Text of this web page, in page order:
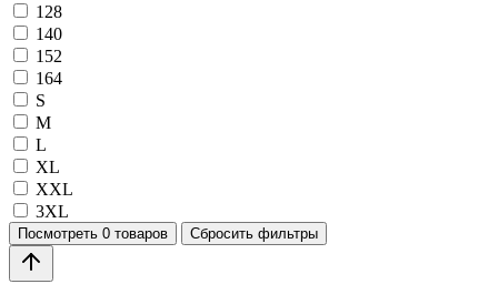
128
140
152
164
S
M
L
XL
XXL
3XL
Посмотреть 0 товаров Сбросить фильтры